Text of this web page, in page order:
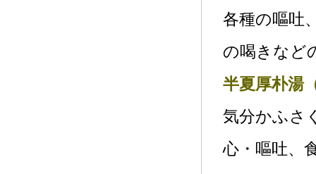
各種の嘔吐
の喝きなど
半夏厚朴湯
気分かふさ
心・嘔吐、